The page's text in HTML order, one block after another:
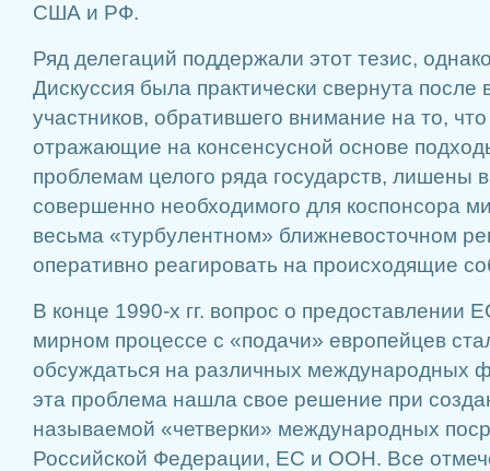
США и РФ.
Ряд делегаций поддержали этот тезис,
Дискуссия была практиче­ски свернута после
участников, обратив­шего внимание на то,
отражающие на консенсусной основе
проблемам целого ря­да государств, лишены
совершенно необ­ходимого для коспонсора
весьма «турбу­лентном» ближневосточном
оперативно реагировать на происходящие
В конце 1990-х гг. вопрос о предоставлении
мирном процессе с «пода­чи» европейцев
обсуждаться на различных международных
эта проблема нашла свое решение при
называемой «четвер­ки» международных
Российской Фе­дерации, ЕС и ООН. Все